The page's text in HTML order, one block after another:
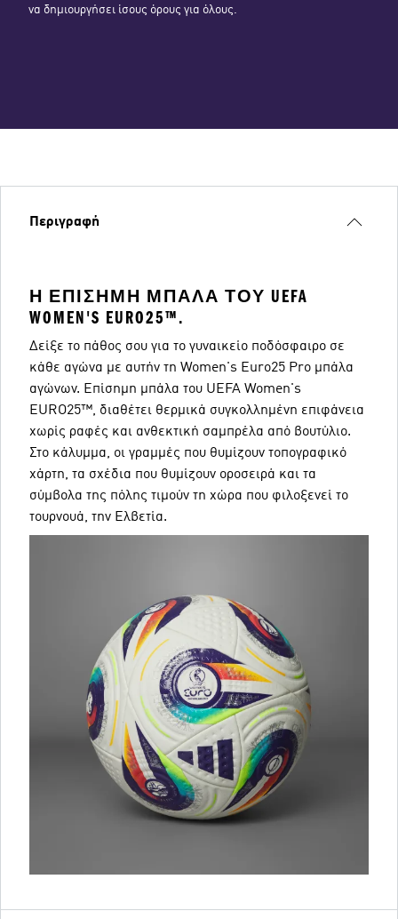
να δημιουργήσει ίσους όρους για όλους.
Περιγραφή
Η ΕΠΊΣΗΜΗ ΜΠΆΛΑ ΤΟΥ UEFA
WOMEN'S EURO25™.
Δείξε το πάθος σου για το γυναικείο ποδόσφαιρο σε
κάθε αγώνα με αυτήν τη Women's Euro25 Pro μπάλα
αγώνων. Επίσημη μπάλα του UEFA Women's
EURO25™, διαθέτει θερμικά συγκολλημένη επιφάνεια
χωρίς ραφές και ανθεκτική σαμπρέλα από βουτύλιο.
Στο κάλυμμα, οι γραμμές που θυμίζουν τοπογραφικό
χάρτη, τα σχέδια που θυμίζουν οροσειρά και τα
σύμβολα της πόλης τιμούν τη χώρα που φιλοξενεί το
τουρνουά, την Ελβετία.